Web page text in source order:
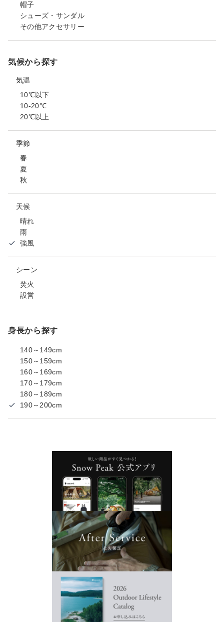
帽子
シューズ・サンダル
その他アクセサリー
気候から探す
気温
10℃以下
10-20℃
20℃以上
季節
春
夏
秋
天候
晴れ
雨
強風
シーン
焚火
設営
身長から探す
140～149cm
150～159cm
160～169cm
170～179cm
180～189cm
190～200cm